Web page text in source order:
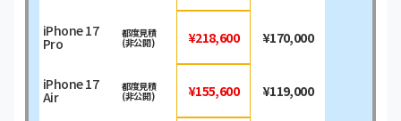
iPhone 17
Pro
iPhone 17
Air
都度見積
(非公開)
都度見積
(非公開)
¥218,600
¥155,600
¥170,000
¥119,000